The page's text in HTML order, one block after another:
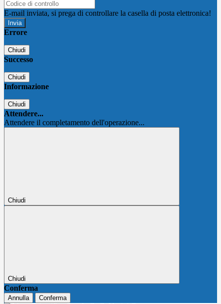
E-mail inviata, si prega di controllare la casella di posta elettronica!
Errore
Chiudi
Successo
Chiudi
Informazione
Chiudi
Attendere...
Attendere il completamento dell'operazione...
Chiudi
Chiudi
Conferma
Annulla Conferma